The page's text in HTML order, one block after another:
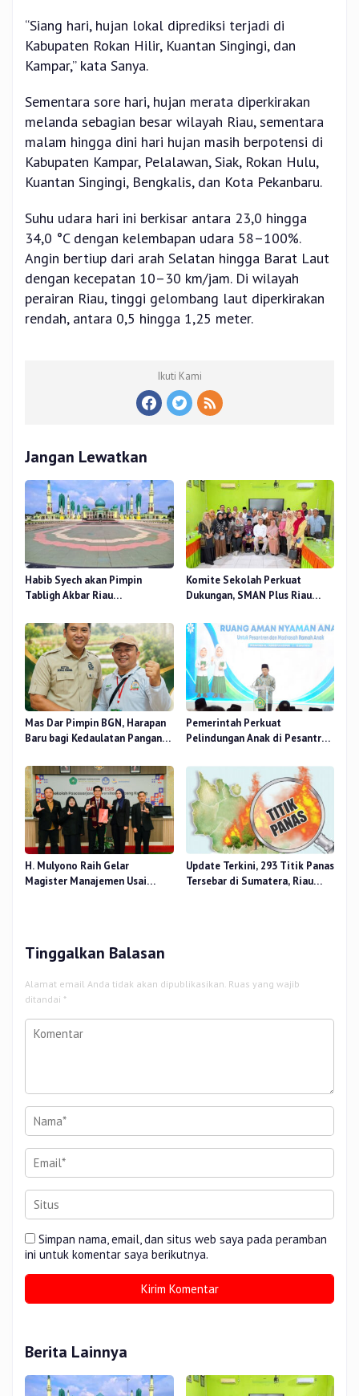
“Siang hari, hujan lokal diprediksi terjadi di
Kabupaten Rokan Hilir, Kuantan Singingi, dan
Kampar,” kata Sanya.
Sementara sore hari, hujan merata diperkirakan
melanda sebagian besar wilayah Riau, sementara
malam hingga dini hari hujan masih berpotensi di
Kabupaten Kampar, Pelalawan, Siak, Rokan Hulu,
Kuantan Singingi, Bengkalis, dan Kota Pekanbaru.
Suhu udara hari ini berkisar antara 23,0 hingga
34,0 °C dengan kelembapan udara 58–100%.
Angin bertiup dari arah Selatan hingga Barat Laut
dengan kecepatan 10–30 km/jam. Di wilayah
perairan Riau, tinggi gelombang laut diperkirakan
rendah, antara 0,5 hingga 1,25 meter.
Ikuti Kami
Jangan Lewatkan
Habib Syech akan Pimpin
Tabligh Akbar Riau
Nur, Besok
Komite Sekolah Perkuat
Dukungan, SMAN Plus Riau
Pendidikan
Mas Dar Pimpin BGN, Harapan
Baru bagi Kedaulatan Pangan
Pemerintah Perkuat
Pelindungan Anak di Pesantren
RANA
H. Mulyono Raih Gelar
Magister Manajemen Usai
Update Terkini, 293 Titik Panas
Tersebar di Sumatera, Riau
Tinggalkan Balasan
Alamat email Anda tidak akan dipublikasikan. Ruas yang wajib
ditandai *
Simpan nama, email, dan situs web saya pada peramban
ini untuk komentar saya berikutnya.
Berita Lainnya